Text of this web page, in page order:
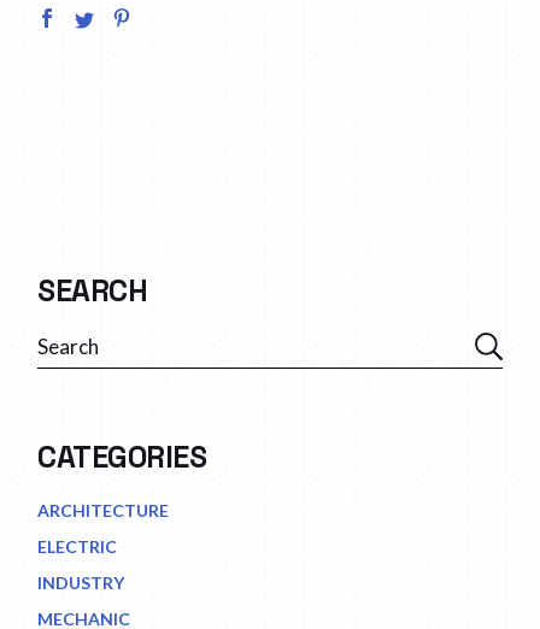
SEARCH
Search
CATEGORIES
ARCHITECTURE
ELECTRIC
INDUSTRY
MECHANIC